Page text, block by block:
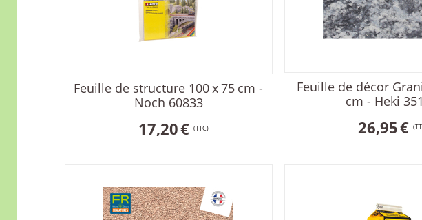
Feuille de structure 100 x 75 cm -
Noch 60833
17,20€ (TTC)
Feuille de décor
cm - Heki
26,95€